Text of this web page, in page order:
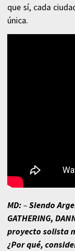
que sí, cada
única.
MD:–Siendo
GATHERING,
proyecto solista
¿Por qué,